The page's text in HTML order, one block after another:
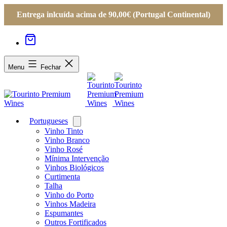
Entrega inlcuída acima de 90,00€ (Portugal Continental)
Menu Fechar
Portugueses
menu
Vinho Tinto
Vinho Branco
Vinho Rosé
Mínima Intervenção
Vinhos Biológicos
Curtimenta
Talha
Vinho do Porto
Vinhos Madeira
Espumantes
Outros Fortificados